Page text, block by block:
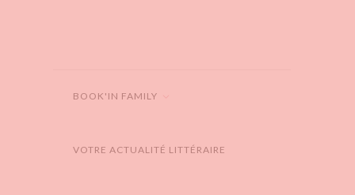
BOOK'IN FAMILY
VOTRE ACTUALITÉ LITTÉRAIRE